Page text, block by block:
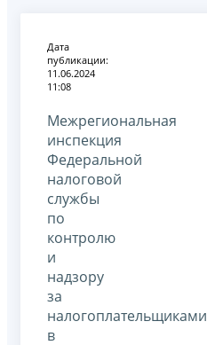
Дата
публикации:
11.06.2024
11:08
Межрегиональная
инспекция
Федеральной
налоговой
службы
по
контролю
и
надзору
за
налогоплательщиками
в